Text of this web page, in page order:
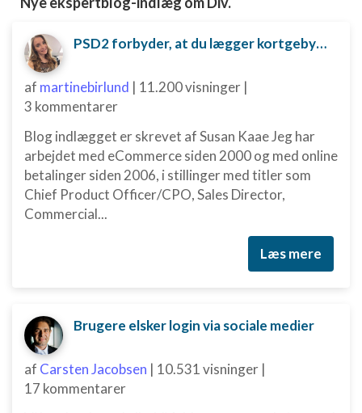
PSD2 forbyder, at du lægger kortgebyret ud til dine kunder fra 1. januar 2018
af martinebirlund | 11.200 visninger |
3 kommentarer
Blog indlægget er skrevet af Susan Kaae Jeg har
arbejdet med eCommerce siden 2000 og med online
betalinger siden 2006, i stillinger med titler som
Chief Product Officer/CPO, Sales Director,
Commercial...
Læs mere
Brugere elsker login via sociale medier
af Carsten Jacobsen | 10.531 visninger |
17 kommentarer